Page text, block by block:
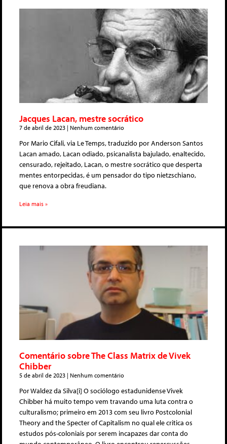
Jacques Lacan, mestre socrático
7 de abril de 2023 Nenhum comentário
Por Mario Cifali, via Le Temps, traduzido por Anderson Santos
Lacan amado, Lacan odiado, psicanalista bajulado, enaltecido,
censurado, rejeitado, Lacan, o mestre socrático que desperta
mentes entorpecidas, é um pensador do tipo nietzschiano,
que renova a obra freudiana.
Leia mais »
Comentário sobre The Class Matrix de Vivek
Chibber
5 de abril de 2023 Nenhum comentário
Por Waldez da Silva[i] O sociólogo estadunidense Vivek
Chibber há muito tempo vem travando uma luta contra o
culturalismo; primeiro em 2013 com seu livro Postcolonial
Theory and the Specter of Capitalism no qual ele critica os
estudos pós-coloniais por serem incapazes dar conta do